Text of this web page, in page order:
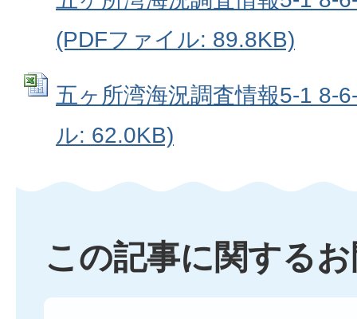
(PDFファイル: 89.8KB)
五ヶ所湾海況調査情報5-1 8-
ル: 62.0KB)
この記事に関する